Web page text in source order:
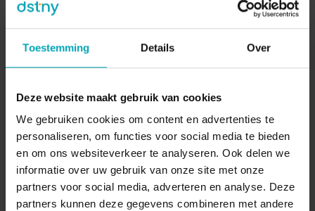
Toestemming Details Over
Deze website maakt gebruik van cookies
We gebruiken cookies om content en advertenties te
personaliseren, om functies voor social media te bieden
en om ons websiteverkeer te analyseren. Ook delen we
informatie over uw gebruik van onze site met onze
partners voor social media, adverteren en analyse. Deze
partners kunnen deze gegevens combineren met andere
ADMIN
Verbeter Je Klantenrelaties in 2020 met
Hulp van Destiny
Je klanten, daarvoor geef je iedere dag weer het beste
van je...
6 min